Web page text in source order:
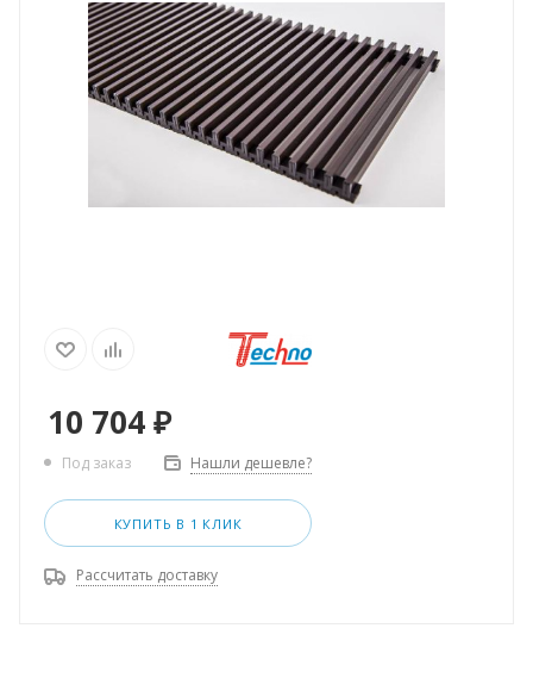
10 704₽
Под заказ Нашли дешевле?
КУПИТЬ В 1 КЛИК
Рассчитать доставку